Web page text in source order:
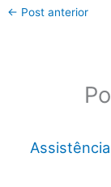
← Post anterior